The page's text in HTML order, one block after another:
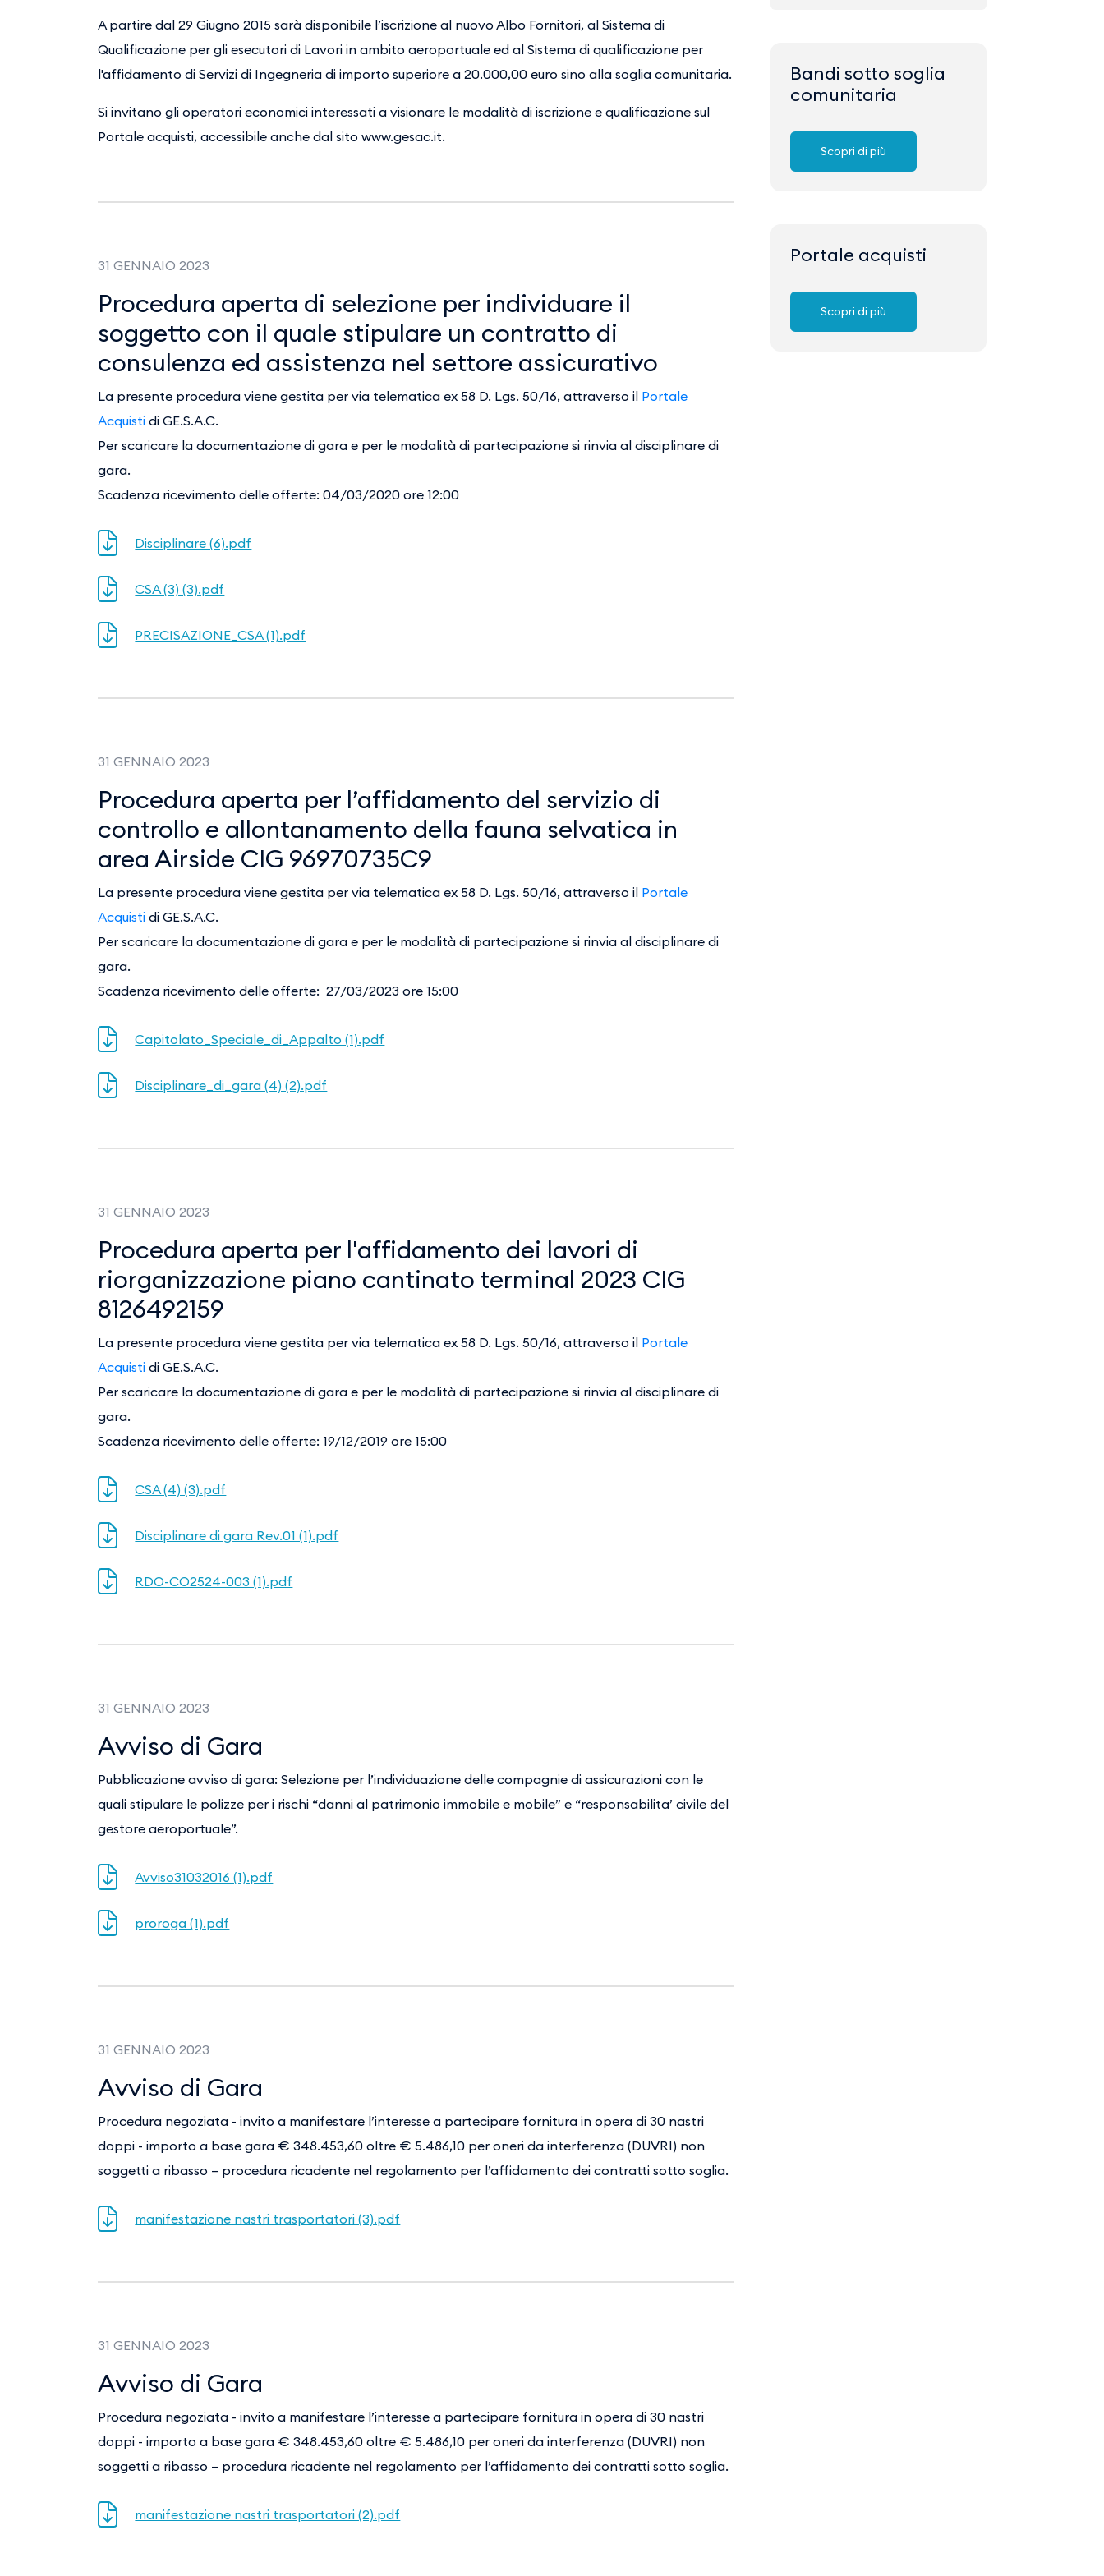
A partire dal 29 Giugno 2015 sarà disponibile l’iscrizione al nuovo Albo Fornitori, al Sistema di
Qualificazione per gli esecutori di Lavori in ambito aeroportuale ed al Sistema di qualificazione per
l'affidamento di Servizi di Ingegneria di importo superiore a 20.000,00 euro sino alla soglia comunitaria.
Si invitano gli operatori economici interessati a visionare le modalità di iscrizione e qualificazione sul
Portale acquisti, accessibile anche dal sito www.gesac.it.
31 GENNAIO 2023
Procedura aperta di selezione per individuare il
soggetto con il quale stipulare un contratto di
consulenza ed assistenza nel settore assicurativo
La presente procedura viene gestita per via telematica ex 58 D. Lgs. 50/16, attraverso il Portale
Acquisti di GE.S.A.C.
Per scaricare la documentazione di gara e per le modalità di partecipazione si rinvia al disciplinare di
gara.
Scadenza ricevimento delle offerte: 04/03/2020 ore 12:00
Disciplinare (6).pdf
CSA (3) (3).pdf
PRECISAZIONE_CSA (1).pdf
31 GENNAIO 2023
Procedura aperta per l’affidamento del servizio di
controllo e allontanamento della fauna selvatica in
area Airside CIG 96970735C9
La presente procedura viene gestita per via telematica ex 58 D. Lgs. 50/16, attraverso il Portale
Acquisti di GE.S.A.C.
Per scaricare la documentazione di gara e per le modalità di partecipazione si rinvia al disciplinare di
gara.
Scadenza ricevimento delle offerte: 27/03/2023 ore 15:00
Capitolato_Speciale_di_Appalto (1).pdf
Disciplinare_di_gara (4) (2).pdf
31 GENNAIO 2023
Procedura aperta per l'affidamento dei lavori di
riorganizzazione piano cantinato terminal 2023 CIG
8126492159
La presente procedura viene gestita per via telematica ex 58 D. Lgs. 50/16, attraverso il Portale
Acquisti di GE.S.A.C.
Per scaricare la documentazione di gara e per le modalità di partecipazione si rinvia al disciplinare di
gara.
Scadenza ricevimento delle offerte: 19/12/2019 ore 15:00
CSA (4) (3).pdf
Disciplinare di gara Rev.01 (1).pdf
RDO-CO2524-003 (1).pdf
31 GENNAIO 2023
Avviso di Gara
Pubblicazione avviso di gara: Selezione per l’individuazione delle compagnie di assicurazioni con le
quali stipulare le polizze per i rischi “danni al patrimonio immobile e mobile” e “responsabilita’ civile del
gestore aeroportuale”.
Avviso31032016 (1).pdf
proroga (1).pdf
31 GENNAIO 2023
Avviso di Gara
Procedura negoziata - invito a manifestare l’interesse a partecipare fornitura in opera di 30 nastri
doppi - importo a base gara € 348.453,60 oltre € 5.486,10 per oneri da interferenza (DUVRI) non
soggetti a ribasso – procedura ricadente nel regolamento per l’affidamento dei contratti sotto soglia.
manifestazione nastri trasportatori (3).pdf
31 GENNAIO 2023
Avviso di Gara
Procedura negoziata - invito a manifestare l’interesse a partecipare fornitura in opera di 30 nastri
doppi - importo a base gara € 348.453,60 oltre € 5.486,10 per oneri da interferenza (DUVRI) non
soggetti a ribasso – procedura ricadente nel regolamento per l’affidamento dei contratti sotto soglia.
manifestazione nastri trasportatori (2).pdf
Bandi sotto soglia
comunitaria
Scopri di più
Portale acquisti
Scopri di più